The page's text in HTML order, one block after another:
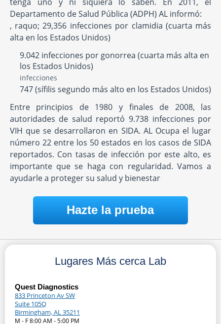
Departamento de Salud Pública (ADPH) AL informó:
, raquo; 29,356 infecciones por clamidia (cuarta más
alta en los Estados Unidos)
9.042 infecciones por gonorrea (cuarta más alta en
los Estados Unidos)
infecciones
747 (sífilis segundo más alto en los Estados Unidos)
Entre principios de 1980 y finales de 2008, las
autoridades de salud reportó 9.738 infecciones por
VIH que se desarrollaron en SIDA. AL Ocupa el lugar
número 22 entre los 50 estados en los casos de SIDA
reportados. Con tasas de infección por este alto, es
importante que se haga con regularidad. Vamos a
ayudarle a proteger su salud y bienestar
Hazte la prueba
Lugares Más cerca Lab
Quest Diagnostics
833 Princeton Av SW
Suite 105Q
Birmingham, AL 35211
M - F 8:00 AM - 5:00 PM